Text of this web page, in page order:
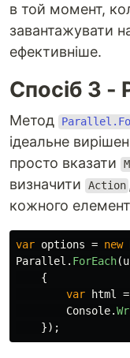
в той момент,
завантажувати
ефективніше.
Спосіб 3 -
Метод
ідеальне
просто вказати
визначити
Action
кожного
var options = new
Parallel . ForEach(
{
var
html =
Console.
});